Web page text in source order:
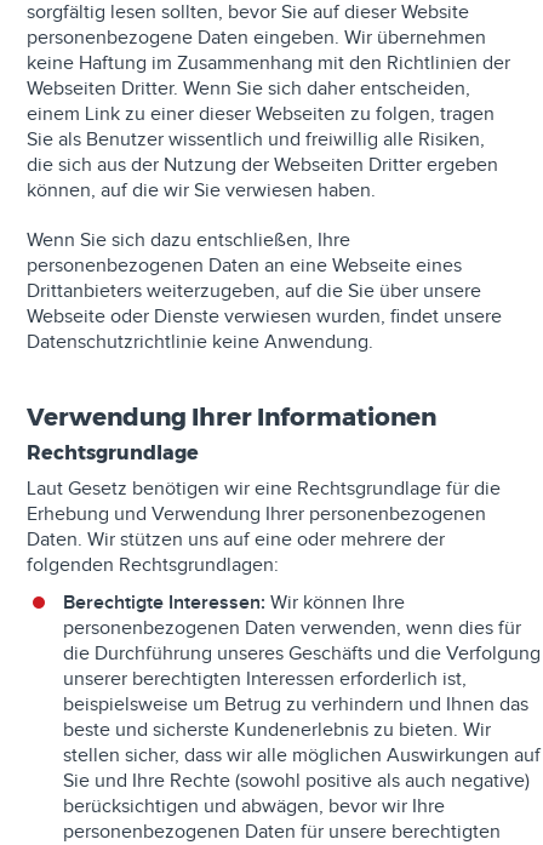
sorgfältig lesen sollten, bevor Sie auf dieser Website
personenbezogene Daten eingeben. Wir übernehmen
keine Haftung im Zusammenhang mit den Richtlinien der
Webseiten Dritter. Wenn Sie sich daher entscheiden,
einem Link zu einer dieser Webseiten zu folgen, tragen
Sie als Benutzer wissentlich und freiwillig alle Risiken,
die sich aus der Nutzung der Webseiten Dritter ergeben
können, auf die wir Sie verwiesen haben.
Wenn Sie sich dazu entschließen, Ihre
personenbezogenen Daten an eine Webseite eines
Drittanbieters weiterzugeben, auf die Sie über unsere
Webseite oder Dienste verwiesen wurden, findet unsere
Datenschutzrichtlinie keine Anwendung.
Verwendung Ihrer Informationen
Rechtsgrundlage
Laut Gesetz benötigen wir eine Rechtsgrundlage für die
Erhebung und Verwendung Ihrer personenbezogenen
Daten. Wir stützen uns auf eine oder mehrere der
folgenden Rechtsgrundlagen:
Berechtigte Interessen: Wir können Ihre
personenbezogenen Daten verwenden, wenn dies für
die Durchführung unseres Geschäfts und die Verfolgung
unserer berechtigten Interessen erforderlich ist,
beispielsweise um Betrug zu verhindern und Ihnen das
beste und sicherste Kundenerlebnis zu bieten. Wir
stellen sicher, dass wir alle möglichen Auswirkungen auf
Sie und Ihre Rechte (sowohl positive als auch negative)
berücksichtigen und abwägen, bevor wir Ihre
personenbezogenen Daten für unsere berechtigten